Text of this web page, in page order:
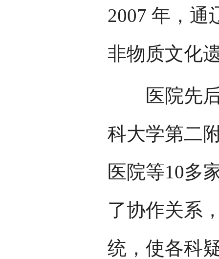
2007 年，通
非物质文化
医院先后
科大学第二
医院等10多
了协作关系
统，使各科